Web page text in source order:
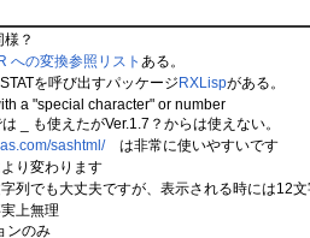
？
への変換参照リスト ある。
を呼び出すパッケージ RXLispがある。
a "special character" or number
_ も使えたがVer.1.7？からは使えない。
sashtml/は非常に使いやすいです
り変わります
列でも大丈夫ですが、表示される時には12
上無理
ンのみ